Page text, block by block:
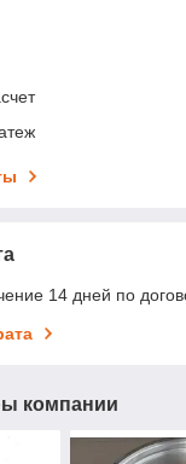
14 дней по
компании